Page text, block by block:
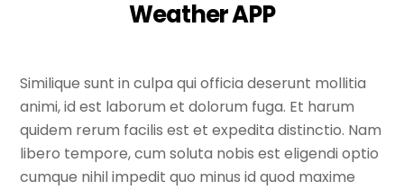
Weather APP
Similique sunt in culpa qui officia deserunt mollitia
animi, id est laborum et dolorum fuga. Et harum
quidem rerum facilis est et expedita distinctio. Nam
libero tempore, cum soluta nobis est eligendi optio
cumque nihil impedit quo minus id quod maxime